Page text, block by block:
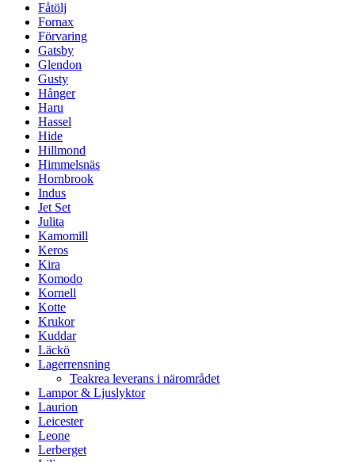
Fåtölj
Fornax
Förvaring
Gatsby
Glendon
Gusty
Hånger
Haru
Hassel
Hide
Hillmond
Himmelsnäs
Hornbrook
Indus
Jet Set
Julita
Kamomill
Keros
Kira
Komodo
Kornell
Kotte
Krukor
Kuddar
Läckö
Lagerrensning
Teakrea leverans i närområdet
Lampor & Ljuslyktor
Laurion
Leicester
Leone
Lerberget